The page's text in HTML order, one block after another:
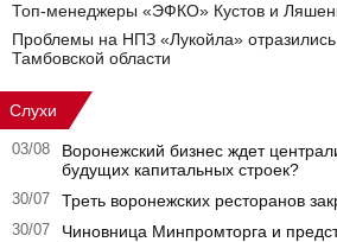
Топ-менеджеры «ЭФКО» Кустов и
Проблемы на НПЗ «Лукойла» отразились
Тамбовской области
Слухи
03/08
Воронежский бизнес ждет
будущих капитальных строек?
30/07 Треть воронежских ресторанов
30/07
Чиновница Минпромторга и